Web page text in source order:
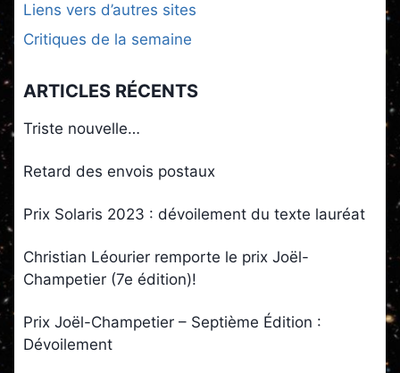
Liens vers d’autres sites
Critiques de la semaine
ARTICLES RÉCENTS
Triste nouvelle…
Retard des envois postaux
Prix Solaris 2023 : dévoilement du texte lauréat
Christian Léourier remporte le prix Joël-
Champetier (7e édition)!
Prix Joël-Champetier – Septième Édition :
Dévoilement